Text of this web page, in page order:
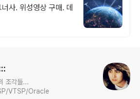
사. 위성영상 구매. 데
조각들...
VTSP/Oracle